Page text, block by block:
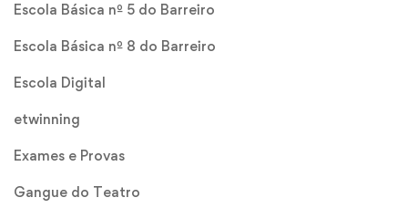
Escola Básica nº 5 do Barreiro
Escola Básica nº 8 do Barreiro
Escola Digital
etwinning
Exames e Provas
Gangue do Teatro